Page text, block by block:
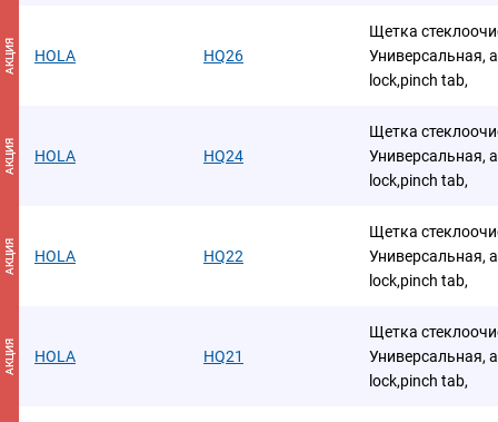
АКЦИЯ HOLA HQ26
Щетка
Универсальная,
lock,pinch tab,
АКЦИЯ HOLA HQ24
Щетка
Универсальная,
lock,pinch tab,
АКЦИЯ HOLA HQ22
Щетка
Универсальная,
lock,pinch tab,
АКЦИЯ HOLA HQ21
Щетка
Универсальная,
lock,pinch tab,